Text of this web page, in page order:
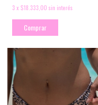
3 x $18.333,00 sin interés
Comprar